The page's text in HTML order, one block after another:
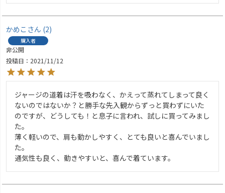
かめこ 2
購入者
非公開
投稿日
2021/11/12
ジャージの道着は汗を吸わなく、かえって蒸れてしまって良く
ないのではないか？と勝手な先入観からずっと買わずにいた
のですが、どうしても！と息子に言われ、試しに買ってみまし
た。
薄く軽いので、肩も動かしやすく、とても良いと喜んでいまし
た。
通気性も良く、動きやすいと、喜んで着ています。